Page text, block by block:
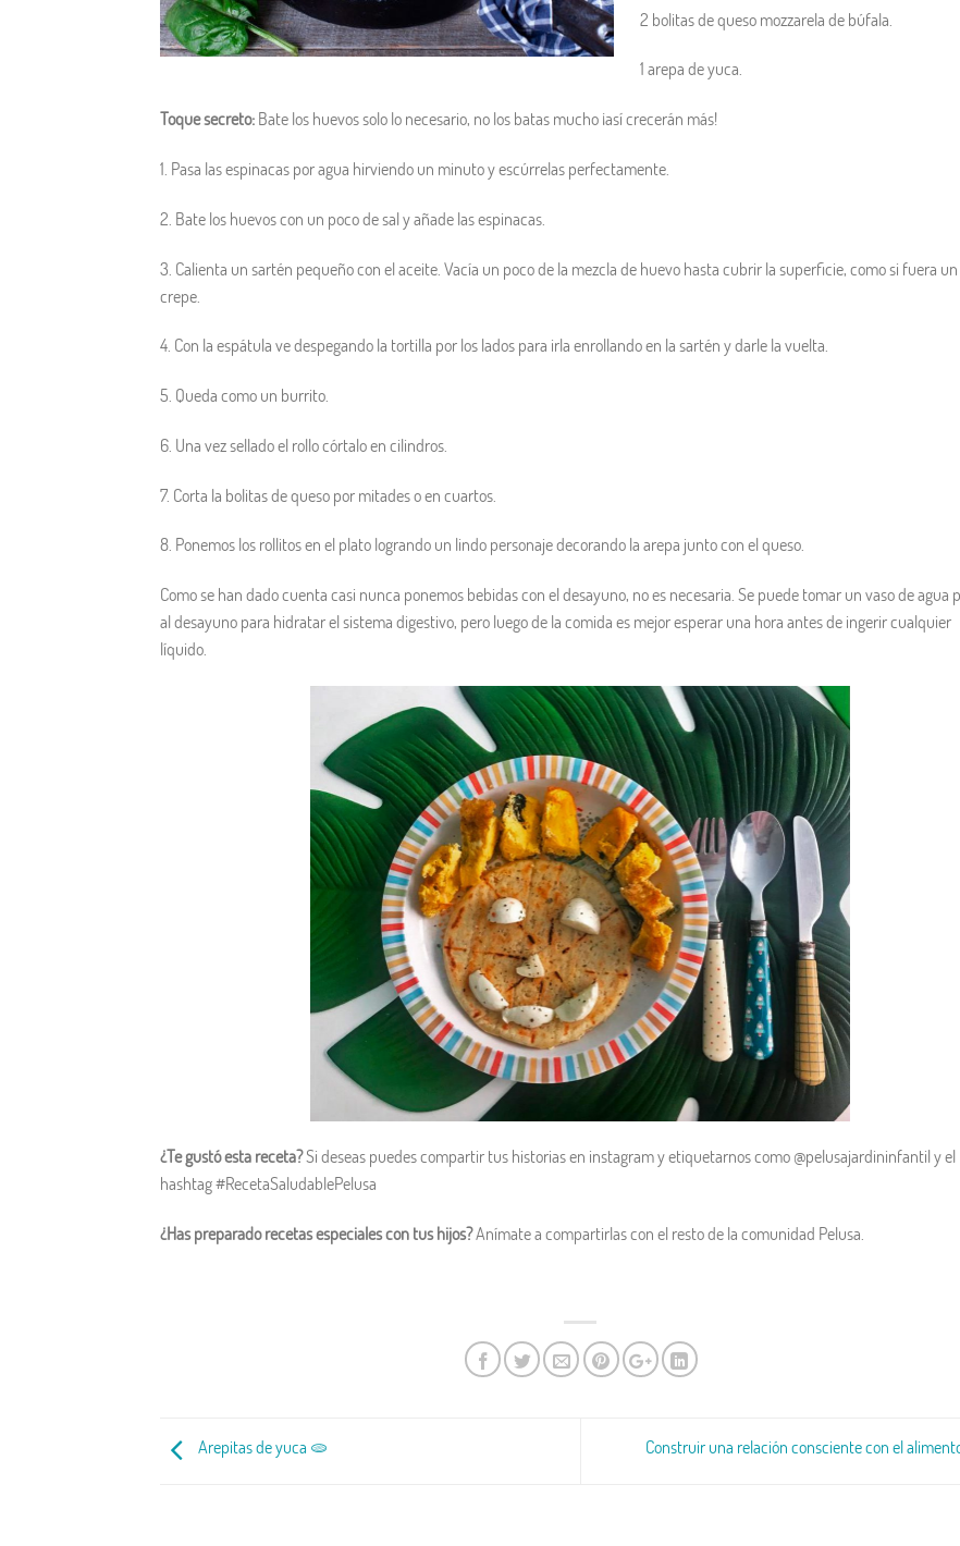
2 bolitas de queso mozzarela de búfala.
1 arepa de yuca.
Toque secreto: Bate los huevos solo lo necesario, no los batas mucho ¡así crecerán más!
1. Pasa las espinacas por agua hirviendo un minuto y escúrrelas perfectamente.
2. Bate los huevos con un poco de sal y añade las espinacas.
3. Calienta un sartén pequeño con el aceite. Vacía un poco de la mezcla de huevo hasta cubrir la superficie, como si fuera un
crepe.
4. Con la espátula ve despegando la tortilla por los lados para irla enrollando en la sartén y darle la vuelta.
5. Queda como un burrito.
6. Una vez sellado el rollo córtalo en cilindros.
7. Corta la bolitas de queso por mitades o en cuartos.
8. Ponemos los rollitos en el plato logrando un lindo personaje decorando la arepa junto con el queso.
Como se han dado cuenta casi nunca ponemos bebidas con el desayuno, no es necesaria. Se puede tomar un vaso de agua
al desayuno para hidratar el sistema digestivo, pero luego de la comida es mejor esperar una hora antes de ingerir cualquier
líquido.
¿Te gustó esta receta?Si deseas puedes compartir tus historias en instagram y etiquetarnos como @pelusajardininfantil y el
hashtag #RecetaSaludablePelusa
¿Has preparado recetas especiales con tus hijos?Anímate a compartirlas con el resto de la comunidad Pelusa.
Arepitas de yuca 🫓 Construir una relación consciente con el